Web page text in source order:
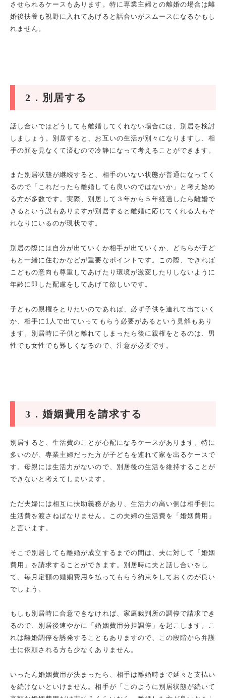
させられるケースもあります。特に専業主婦との離婚の場合は離
婚後扶養も視野に入れてあげると話合いがスムースになるかもし
れません。
2 ．別居する
話し合いではどうしても離婚してくれない場合には、別居を検討
しましょう。別居すると、お互いの生活が別々になりますし、相
手の顔を見なくて済むので冷静になって考えることができます。
また別居状態が継続すると、相手のいない状態が普通になってく
るので「これだったら離婚しても良いのではないか」と考え始め
る方が多数です。実際、別居して３年から５年経過したら離婚で
きるという説もありますが別居すると離婚に応じてくれる人もそ
れなりにいるのが現状です。
別居の際には自分が出ていくか相手が出ていくか、どちらが子ど
もと一緒に住むかなどが重要なポイントです。この際、できれば
こどもの意向も尊重してあげたり環境が激変したりしないように
年齢に即した配慮をしてあげて欲しいです。
子どもの親権をとりたいのであれば、必ず子供を連れて出ていく
か、相手に 1 人で出ていってもらう必要があるという見解もあり
ます。別居時に子供と離れてしまったら後に親権をとるのは、男
性でも女性でも難しくなるので、注意が必要です。
3 ．婚姻費用を請求する
別居すると、生活費のことが心配になるケースがあります。特に
多いのが、専業主婦だった方が子どもを連れて家を出るケースで
す。母親には生活力がないので、別居後の生活を維持することが
できないと考えてしまいます。
ただ夫婦には相互に扶助義務があり、生活力の高い側は相手側に
生活費を渡さねばなりません。この夫婦の生活費を「婚姻費用」
と言います。
そこで別居しても離婚が成立するまでの間は、夫に対して「婚姻
費用」を請求することができます。別居時に夫と話し合いをし
て、毎月定額の婚姻費用を払ってもらう約束をしておくのが良い
でしょう。
もしも別居時に合意できなければ、家庭裁判所の調停で請求でき
るので、別居後速やかに「婚姻費用分担調停」を起こします。こ
れは離婚調停を誘発することもありますので、この段階から弁護
士に依頼される方も少なくありません。
いったん婚姻費用が決まったら、相手は離婚時まで延々と支払い
を続けないといけません。相手が「このように別居状態が続いて